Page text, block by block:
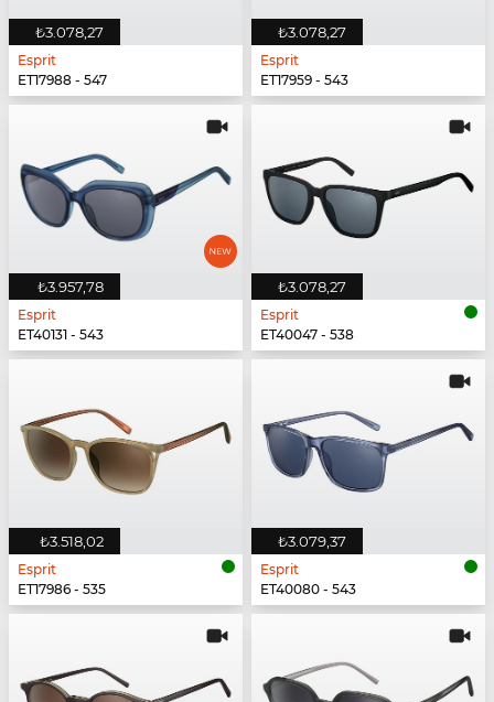
₺3.078,27
Esprit
ET17988 - 547
₺3.078,27
Esprit
ET17959 - 543
₺3.957,78
Esprit
ET40131 - 543
₺3.078,27
Esprit
ET40047 - 538
₺3.518,02
Esprit
ET17986 - 535
₺3.079,37
Esprit
ET40080 - 543